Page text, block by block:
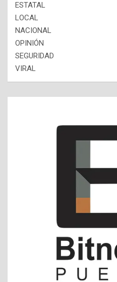
ESTATAL
LOCAL
NACIONAL
OPINIÓN
SEGURIDAD
VIRAL